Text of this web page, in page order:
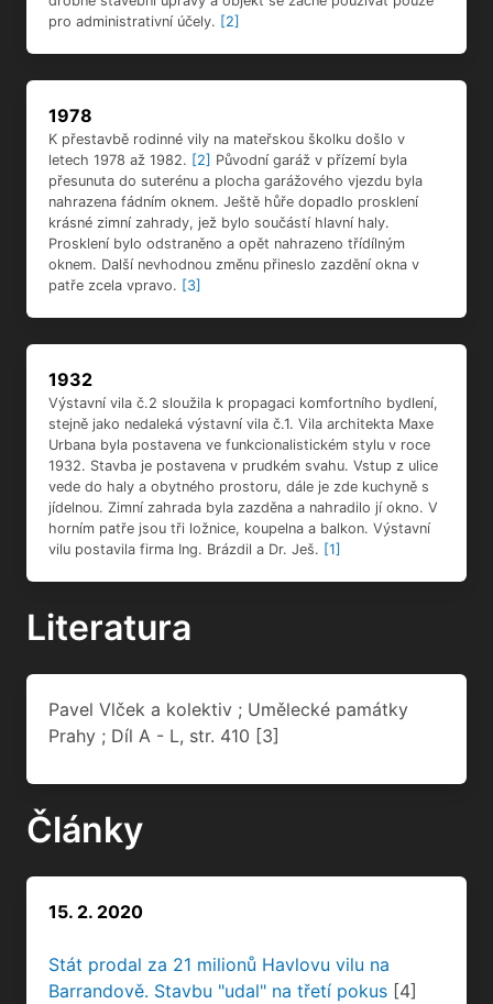
pro administrativní účely. [2]
1978
K přestavbě rodinné vily na mateřskou školku došlo v
letech 1978 až 1982. [2] Původní garáž v přízemí byla
přesunuta do suterénu a plocha garážového vjezdu byla
nahrazena fádním oknem. Ještě hůře dopadlo prosklení
krásné zimní zahrady, jež bylo součástí hlavní haly.
Prosklení bylo odstraněno a opět nahrazeno třídílným
oknem. Další nevhodnou změnu přineslo zazdění okna v
patře zcela vpravo. [3]
1932
Výstavní vila č.2 sloužila k propagaci komfortního bydlení,
stejně jako nedaleká výstavní vila č.1. Vila architekta Maxe
Urbana byla postavena ve funkcionalistickém stylu v roce
1932. Stavba je postavena v prudkém svahu. Vstup z ulice
vede do haly a obytného prostoru, dále je zde kuchyně s
jídelnou. Zimní zahrada byla zazděna a nahradilo jí okno. V
horním patře jsou tři ložnice, koupelna a balkon. Výstavní
vilu postavila firma Ing. Brázdil a Dr. Ješ. [1]
Literatura
Pavel Vlček a kolektiv ; Umělecké památky
Prahy ; Díl A - L, str. 410 [3]
Články
15. 2. 2020
Stát prodal za 21 milionů Havlovu vilu na
Barrandově. Stavbu "udal" na třetí pokus [4]